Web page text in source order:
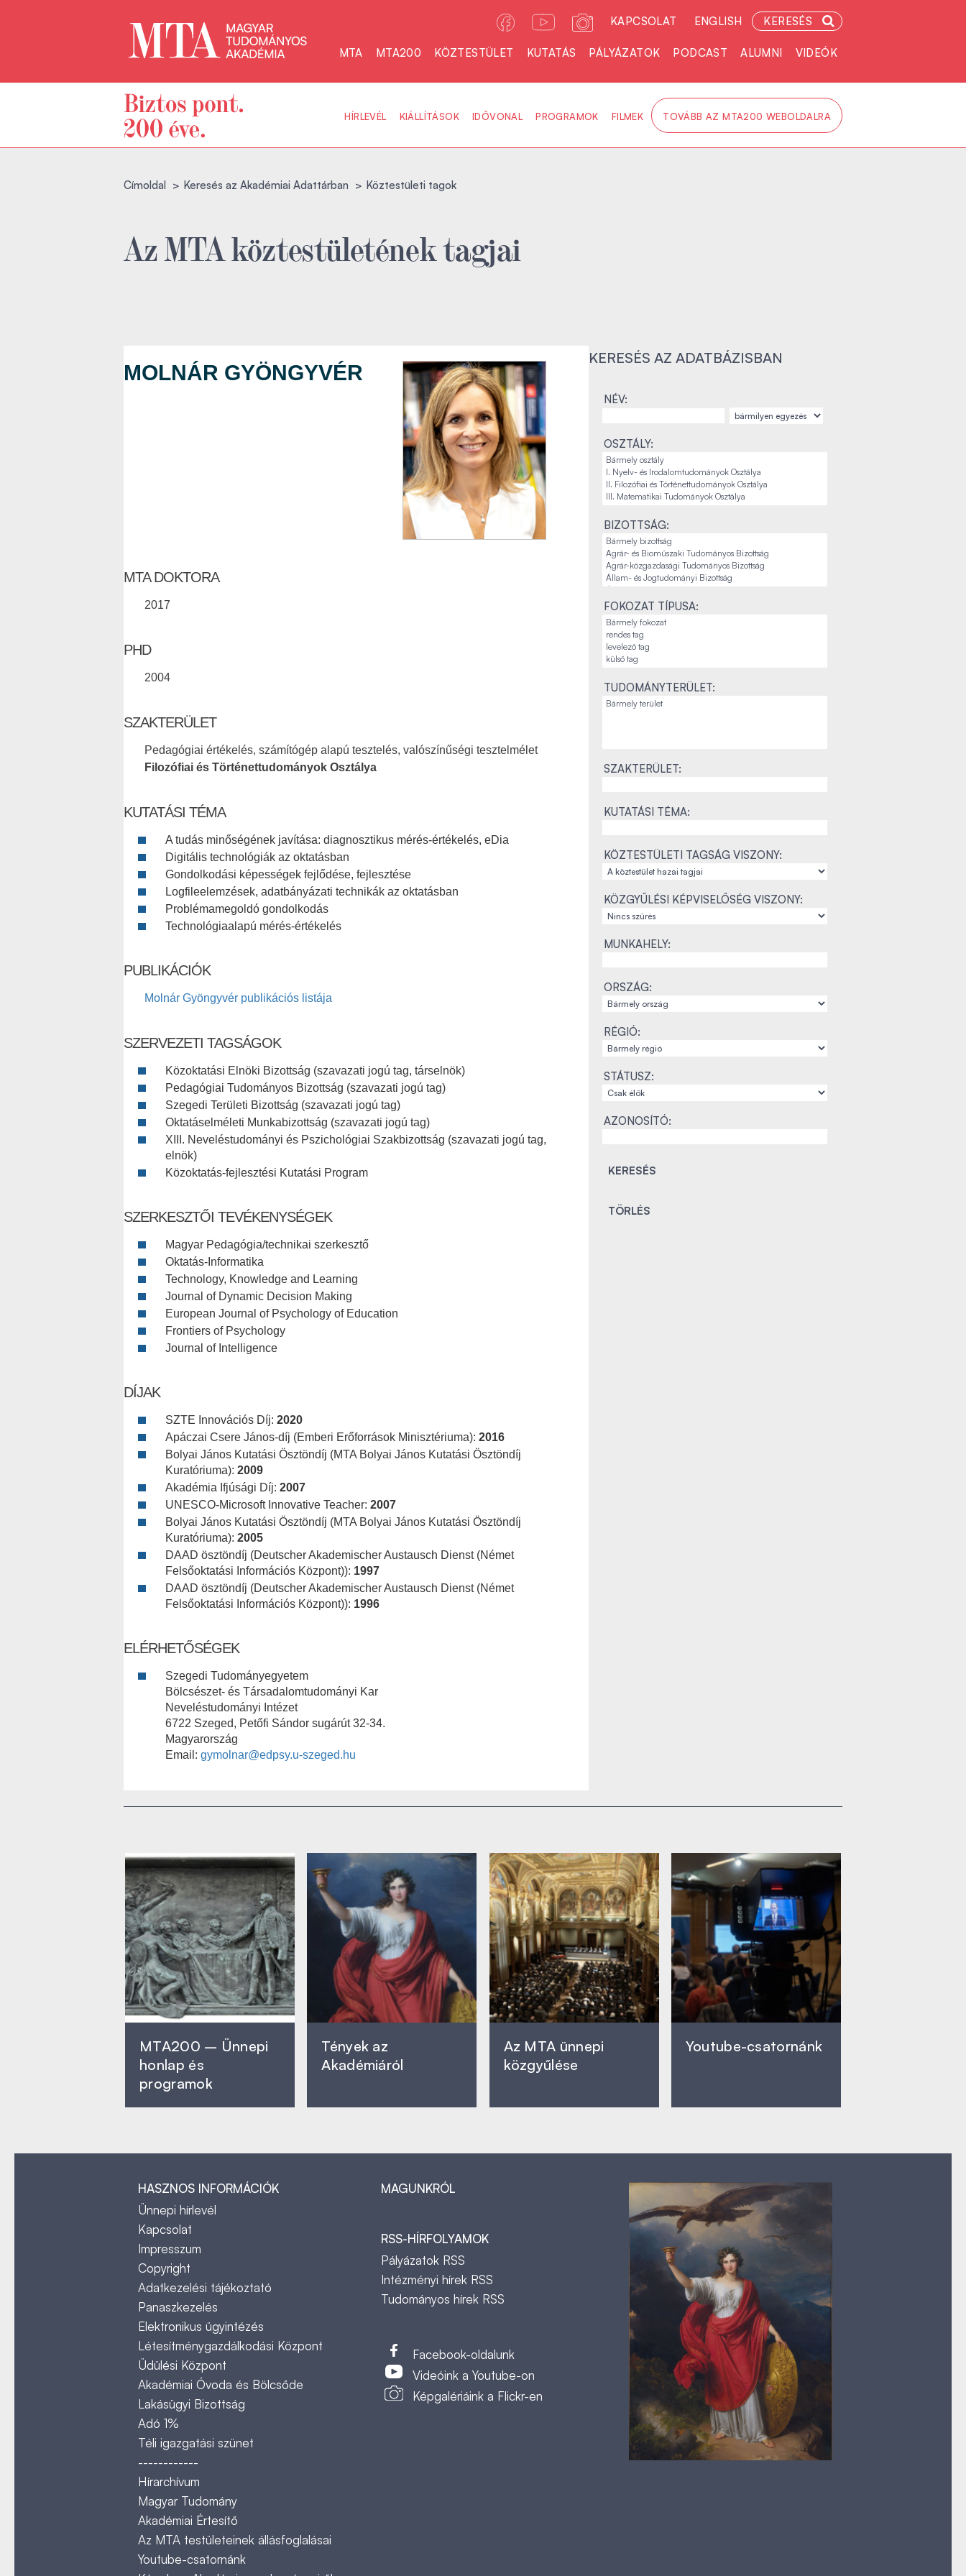
KAPCSOLAT ENGLISH KERESÉS
MTA MTA200 KÖZTESTÜLET KUTATÁS PÁLYÁZATOK PODCAST ALUMNI VIDEÓK
HÍRLEVÉL KIÁLLÍTÁSOK IDŐVONAL PROGRAMOK FILMEK TOVÁBB AZ MTA200 WEBOLDALRA
Címoldal Keresés az Akadémiai Adattárban Köztestületi tagok
Az MTA köztestületének tagjai
MOLNÁR GYÖNGYVÉR
MTA DOKTORA
2017
PHD
2004
SZAKTERÜLET
Pedagógiai értékelés, számítógép alapú tesztelés, valószínűségi tesztelmélet
Filozófiai és Történettudományok Osztálya
KUTATÁSI TÉMA
A tudás minőségének javítása: diagnosztikus mérés-értékelés, eDia
Digitális technológiák az oktatásban
Gondolkodási képességek fejlődése, fejlesztése
Logfileelemzések, adatbányázati technikák az oktatásban
Problémamegoldó gondolkodás
Technológiaalapú mérés-értékelés
PUBLIKÁCIÓK
Molnár Gyöngyvér publikációs listája
SZERVEZETI TAGSÁGOK
Közoktatási Elnöki Bizottság (szavazati jogú tag, társelnök)
Pedagógiai Tudományos Bizottság (szavazati jogú tag)
Szegedi Területi Bizottság (szavazati jogú tag)
Oktatáselméleti Munkabizottság (szavazati jogú tag)
XIII. Neveléstudományi és Pszichológiai Szakbizottság (szavazati jogú tag,
elnök)
Közoktatás-fejlesztési Kutatási Program
SZERKESZTŐI TEVÉKENYSÉGEK
Magyar Pedagógia/technikai szerkesztő
Oktatás-Informatika
Technology, Knowledge and Learning
Journal of Dynamic Decision Making
European Journal of Psychology of Education
Frontiers of Psychology
Journal of Intelligence
DÍJAK
SZTE Innovációs Díj: 2020
Apáczai Csere János-díj (Emberi Erőforrások Minisztériuma): 2016
Bolyai János Kutatási Ösztöndíj (MTA Bolyai János Kutatási Ösztöndíj
Kuratóriuma): 2009
Akadémia Ifjúsági Díj: 2007
UNESCO-Microsoft Innovative Teacher: 2007
Bolyai János Kutatási Ösztöndíj (MTA Bolyai János Kutatási Ösztöndíj
Kuratóriuma): 2005
DAAD ösztöndíj (Deutscher Akademischer Austausch Dienst (Német
Felsőoktatási Információs Központ)): 1997
DAAD ösztöndíj (Deutscher Akademischer Austausch Dienst (Német
Felsőoktatási Információs Központ)): 1996
ELÉRHETŐSÉGEK
Szegedi Tudományegyetem
Bölcsészet- és Társadalomtudományi Kar
Neveléstudományi Intézet
6722 Szeged, Petőfi Sándor sugárút 32-34.
Magyarország
Email: gymolnar@edpsy.u-szeged.hu
KERESÉS AZ ADATBÁZISBAN
NÉV:
OSZTÁLY:
BIZOTTSÁG:
FOKOZAT TÍPUSA:
TUDOMÁNYTERÜLET:
SZAKTERÜLET:
KUTATÁSI TÉMA:
KÖZTESTÜLETI TAGSÁG VISZONY:
KÖZGYŰLÉSI KÉPVISELŐSÉG VISZONY:
MUNKAHELY:
ORSZÁG:
RÉGIÓ:
STÁTUSZ:
AZONOSÍTÓ:
MTA200 – Ünnepi
honlap és
programok
Tények az
Akadémiáról
Az MTA ünnepi
közgyűlése
Youtube-csatornánk
HASZNOS INFORMÁCIÓK
Ünnepi hírlevél
Kapcsolat
Impresszum
Copyright
Adatkezelési tájékoztató
Panaszkezelés
Elektronikus ügyintézés
Létesítménygazdálkodási Központ
Üdülési Központ
Akadémiai Óvoda és Bölcsőde
Lakásügyi Bizottság
Adó 1%
Téli igazgatási szünet
------------
Hírarchívum
Magyar Tudomány
Akadémiai Értesítő
Az MTA testületeinek állásfoglalásai
Youtube-csatornánk
MAGUNKRÓL
RSS-HÍRFOLYAMOK
Pályázatok RSS
Intézményi hírek RSS
Tudományos hírek RSS
Facebook-oldalunk
Videóink a Youtube-on
Képgalériáink a Flickr-en